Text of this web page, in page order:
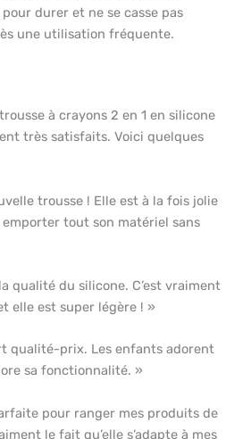
durer et ne se casse pas
une utilisation fréquente.
à crayons 2 en 1 en silicone
très satisfaits. Voici quelques
trousse ! Elle est à la fois jolie
tout son matériel sans
qualité du silicone. C’est vraiment
elle est super légère ! »
qualité-prix. Les enfants adorent
sa fonctionnalité. »
pour ranger mes produits de
le fait qu’elle s’adapte à mes